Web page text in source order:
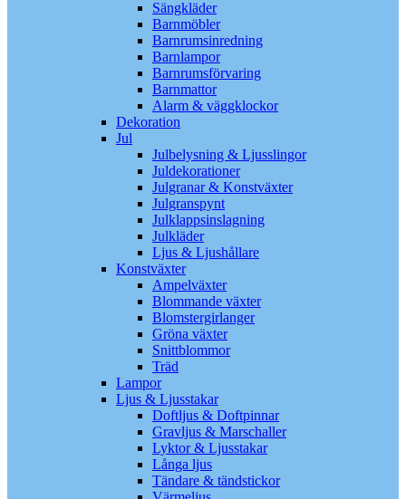
Sängkläder
Barnmöbler
Barnrumsinredning
Barnlampor
Barnrumsförvaring
Barnmattor
Alarm & väggklockor
Dekoration
Jul
Julbelysning & Ljusslingor
Juldekorationer
Julgranar & Konstväxter
Julgranspynt
Julklappsinslagning
Julkläder
Ljus & Ljushållare
Konstväxter
Ampelväxter
Blommande växter
Blomstergirlanger
Gröna växter
Snittblommor
Träd
Lampor
Ljus & Ljusstakar
Doftljus & Doftpinnar
Gravljus & Marschaller
Lyktor & Ljusstakar
Långa ljus
Tändare & tändstickor